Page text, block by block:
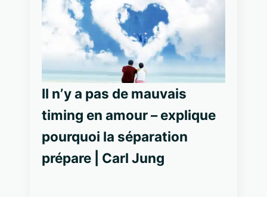
Il n’y a pas de mauvais
timing en amour – explique
pourquoi la séparation
prépare | Carl Jung